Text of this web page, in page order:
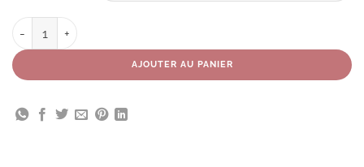
AJOUTER AU PANIER